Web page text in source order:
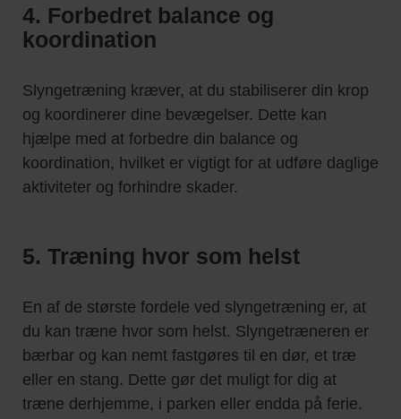
4. Forbedret balance og
koordination
Slyngetræning kræver, at du stabiliserer din krop
og koordinerer dine bevægelser. Dette kan
hjælpe med at forbedre din balance og
koordination, hvilket er vigtigt for at udføre daglige
aktiviteter og forhindre skader.
5. Træning hvor som helst
En af de største fordele ved slyngetræning er, at
du kan træne hvor som helst. Slyngetræneren er
bærbar og kan nemt fastgøres til en dør, et træ
eller en stang. Dette gør det muligt for dig at
træne derhjemme, i parken eller endda på ferie.